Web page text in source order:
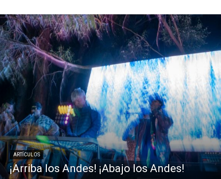
ARTÍCULOS
¡Arriba los Andes! ¡Abajo los Andes!